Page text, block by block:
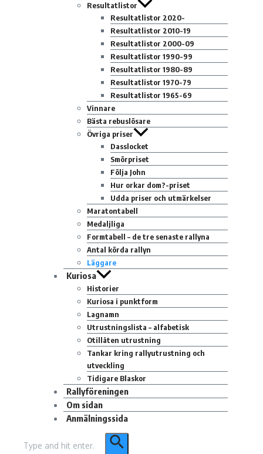
Resultatlistor
Resultatlistor 2020-
Resultatlistor 2010-19
Resultatlistor 2000-09
Resultatlistor 1990-99
Resultatlistor 1980-89
Resultatlistor 1970-79
Resultatlistor 1965-69
Vinnare
Bästa rebuslösare
Övriga priser
Dasslocket
Smörpriset
Följa John
Hur orkar dom?-priset
Udda priser och utmärkelser
Maratontabell
Medaljliga
Formtabell – de tre senaste rallyna
Antal körda rallyn
Läggare
Kuriosa
Historier
Kuriosa i punktform
Lagnamn
Utrustningslista – alfabetisk
Otillåten utrustning
Tankar kring rallyutrustning och
utveckling
Tidigare Blaskor
Rallyföreningen
Om sidan
Anmälningssida
efter: